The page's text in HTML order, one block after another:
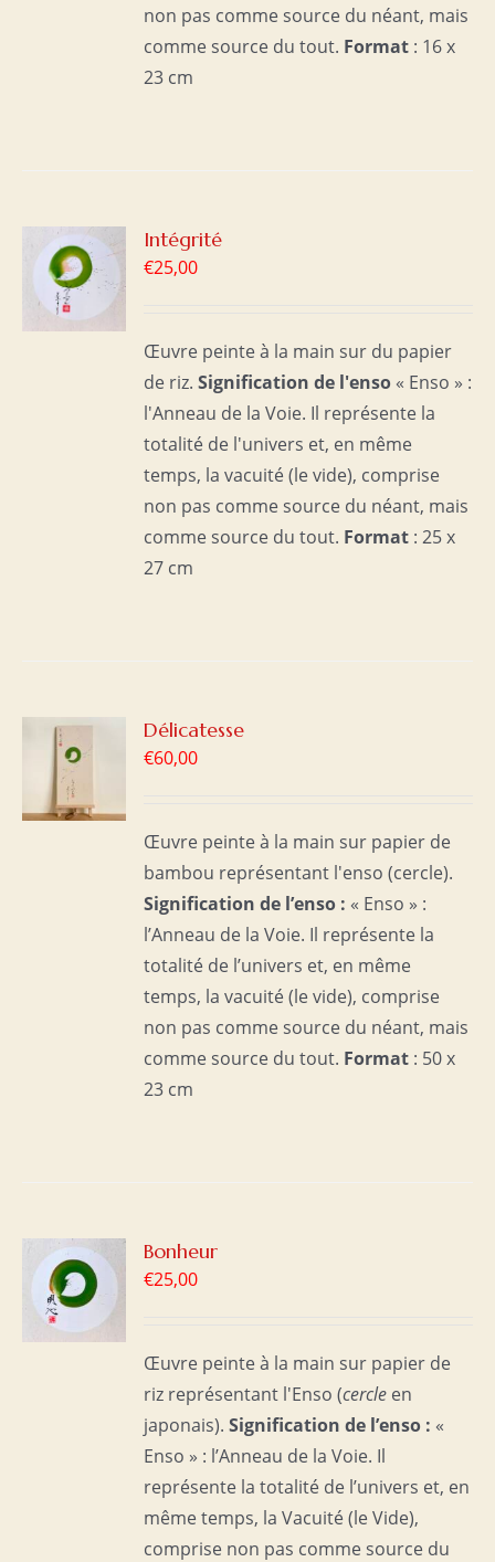
non pas comme source du néant, mais
comme source du tout. Format : 16 x
23 cm
Intégrité
€25,00
Œuvre peinte à la main sur du papier
de riz.Signification de l'enso « Enso » :
l'Anneau de la Voie. Il représente la
totalité de l'univers et, en même
temps, la vacuité (le vide), comprise
non pas comme source du néant, mais
comme source du tout. Format : 25 x
27 cm
Délicatesse
€60,00
Œuvre peinte à la main sur papier de
bambou représentant l'enso (cercle).
Signification de l’enso : « Enso » :
l’Anneau de la Voie. Il représente la
totalité de l’univers et, en même
temps, la vacuité (le vide), comprise
non pas comme source du néant, mais
comme source du tout. Format : 50 x
23 cm
Bonheur
€25,00
Œuvre peinte à la main sur papier de
riz représentant l'Enso (cercle en
japonais).Signification de l’enso : «
Enso » : l’Anneau de la Voie. Il
représente la totalité de l’univers et, en
même temps, la Vacuité (le Vide),
comprise non pas comme source du